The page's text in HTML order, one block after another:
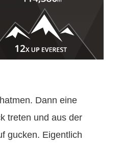
Dann eine
treten und aus der
gucken. Eigentlich